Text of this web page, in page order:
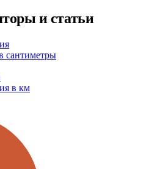
и статьи
сантиметры
в км